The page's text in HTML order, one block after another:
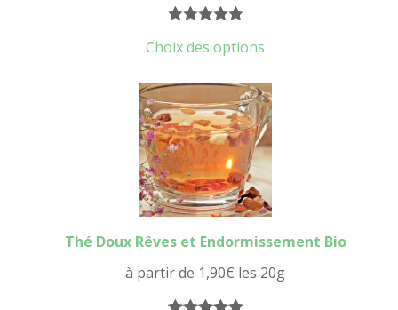
sur 5
notations
client
Choix des options
Thé Doux Rêves et Endormissement Bio
à partir de 1,90€ les 20g